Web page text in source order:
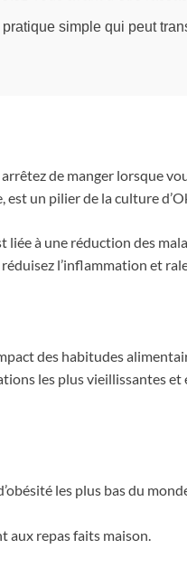
simple qui peut
de manger lorsque
un pilier de la culture
à une réduction des
l’inflammation et
des habitudes
les plus vieillissantes
les plus bas du
aux repas faits maison.